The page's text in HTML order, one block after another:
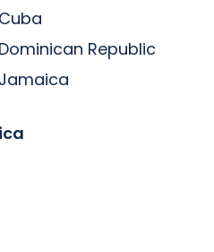
Cuba
Dominican Republic
Jamaica